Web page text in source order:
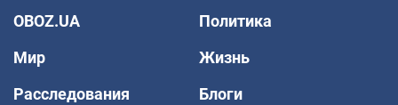
OBOZ.UA
Политика
Мир
Жизнь
Расследования
Блоги